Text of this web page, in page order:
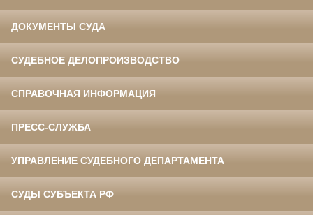
ДОКУМЕНТЫ СУДА
СУДЕБНОЕ ДЕЛОПРОИЗВОДСТВО
СПРАВОЧНАЯ ИНФОРМАЦИЯ
ПРЕСС-СЛУЖБА
УПРАВЛЕНИЕ СУДЕБНОГО ДЕПАРТАМЕНТА
СУДЫ СУБЪЕКТА РФ